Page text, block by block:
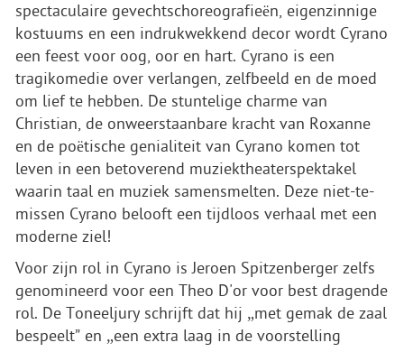
spectaculaire gevechtschoreografieën, eigenzinnige
kostuums en een indrukwekkend decor wordt Cyrano
een feest voor oog, oor en hart. Cyrano is een
tragikomedie over verlangen, zelfbeeld en de moed
om lief te hebben. De stuntelige charme van
Christian, de onweerstaanbare kracht van Roxanne
en de poëtische genialiteit van Cyrano komen tot
leven in een betoverend muziektheaterspektakel
waarin taal en muziek samensmelten. Deze niet-te-
missen Cyrano belooft een tijdloos verhaal met een
moderne ziel!
Voor zijn rol in Cyrano is Jeroen Spitzenberger zelfs
genomineerd voor een Theo D'or voor best dragende
rol. De Toneeljury schrijft dat hij „met gemak de zaal
bespeelt” en „een extra laag in de voorstelling